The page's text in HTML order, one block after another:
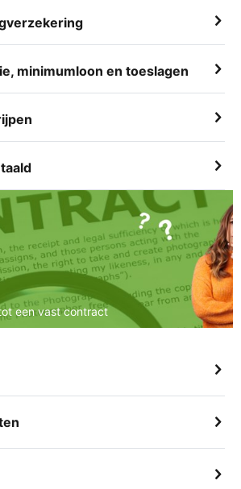
minimumloon en toeslagen
een vast contract